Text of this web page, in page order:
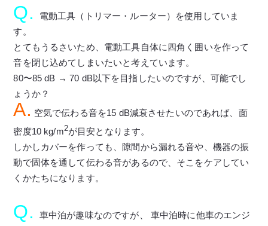
Q.
電動工具（トリマー・ルーター）を使用していま
す。
とてもうるさいため、電動工具自体に四角く囲いを作って
音を閉じ込めてしまいたいと考えています。
80〜85 dB → 70 dB以下を目指したいのですが、可能でし
ょうか？
A. 空気で伝わる音を15 dB減衰させたいのであれば、面
密度10 kg/m2が目安となります。
しかしカバーを作っても、隙間から漏れる音や、機器の振
動で固体を通して伝わる音があるので、そこをケアしてい
くかたちになります。
Q.
車中泊が趣味なのですが、 車中泊時に他車のエンジ